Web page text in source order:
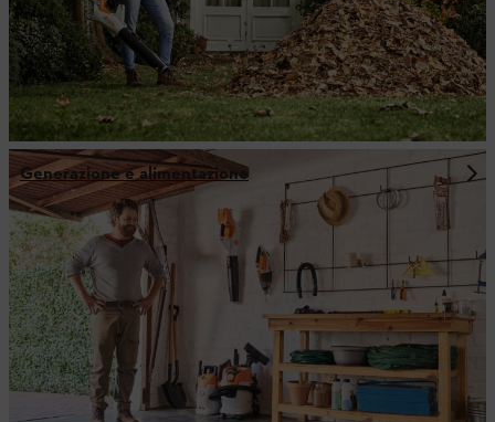
Generazione e alimentazione
Il giardino in primavera